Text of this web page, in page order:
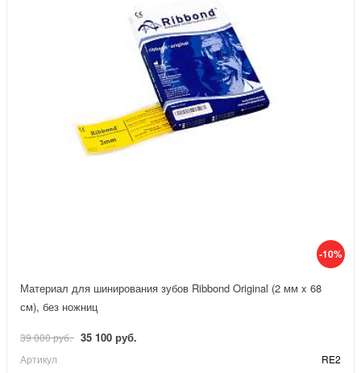
-10%
Материал для шинирования зубов Ribbond Original (2 мм x 68
см), без ножниц
39 000 руб. 35 100 руб.
Артикул RE2